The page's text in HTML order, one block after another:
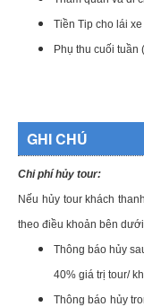
Tiền Tip cho lái
Phụ thu cuối tuần
GHI CHÚ
Chi phí hủy tour:
Nếu hủy tour khách
theo điều khoản bên
Thông báo hủy
40% giá trị tour/
Thông báo hủy